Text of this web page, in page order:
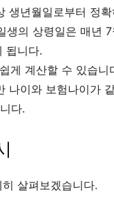
생년월일로부터 정
생의 상령일은 매년
됩니다.
게 계산할 수 있습니
나이와 보험나이가
다.
살펴보겠습니다.